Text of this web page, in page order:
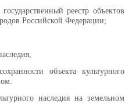
реестр объектов
Российской Федерации;
объекта культурного
наследия на земельном